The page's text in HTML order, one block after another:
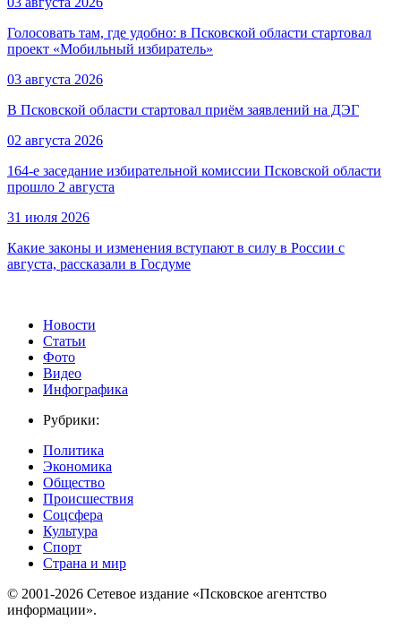
Голосовать там, где удобно: в Псковской области стартовал
проект «Мобильный избиратель»
03 августа 2026
В Псковской области стартовал приём заявлений на ДЭГ
02 августа 2026
164-е заседание избирательной комиссии Псковской области
прошло 2 августа
31 июля 2026
Какие законы и изменения вступают в силу в России с
августа, рассказали в Госдуме
Новости
Статьи
Фото
Видео
Инфографика
Рубрики:
Политика
Экономика
Общество
Происшествия
Соцсфера
Культура
Спорт
Страна и мир
© 2001-2026 Сетевое издание «Псковское агентство
информации».